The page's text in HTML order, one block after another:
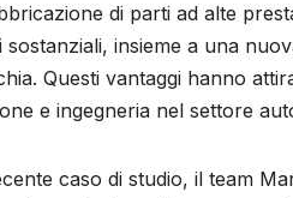
di parti ad alte
sostanziali, insieme a una
Questi vantaggi hanno
e ingegneria nel settore
caso di studio, il team